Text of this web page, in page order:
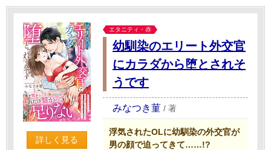
詳しく見る
エタニティ・赤
幼馴染のエリート外交官
にカラダから堕とされそ
うです
みなつき菫 / 著
浮気されたOLに幼馴染の外交官が
男の顔で迫ってきて……!?